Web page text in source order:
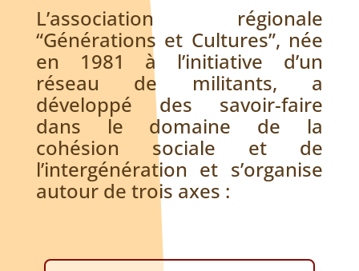
L’association régionale
“Générations et Cultures”, née
en 1981 à l’initiative d’un
réseau de militants, a
développé des savoir-faire
dans le domaine de la
cohésion sociale et de
l’intergénération et s’organise
autour de trois axes :